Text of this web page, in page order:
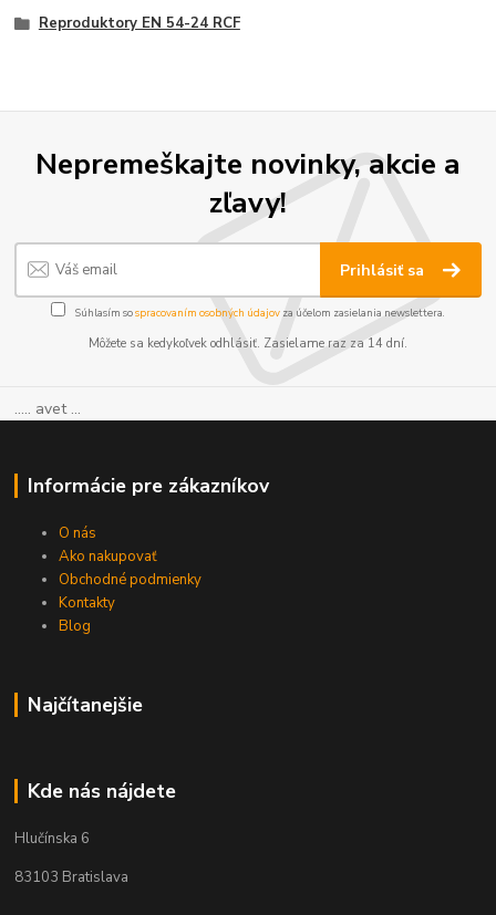
Reproduktory EN 54-24 RCF
Nepremeškajte novinky, akcie a
zľavy!
Prihlásiť sa
Súhlasím sospracovaním osobných údajov za účelom zasielania newslettera.
Môžete sa kedykoľvek odhlásiť. Zasielame raz za 14 dní.
..... avet ...
Informácie pre zákazníkov
O nás
Ako nakupovať
Obchodné podmienky
Kontakty
Blog
Najčítanejšie
Kde nás nájdete
Hlučínska 6
83103 Bratislava